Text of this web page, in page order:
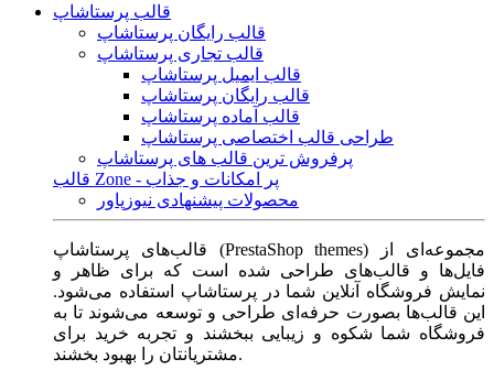
قالب پرستاشاپ
قالب رایگان پرستاشاپ
قالب تجاری پرستاشاپ
قالب ایمیل پرستاشاپ
قالب رایگان پرستاشاپ
قالب آماده پرستاشاپ
طراحی قالب اختصاصی پرستاشاپ
پرفروش ترین قالب های پرستاشاپ
قالب Zone - پر امکانات و جذاب
محصولات پیشنهادی نیوزپاور
قالب‌های پرستاشاپ (PrestaShop themes) مجموعه‌ای از
فایل‌ها و قالب‌های طراحی شده است که برای ظاهر و
نمایش فروشگاه آنلاین شما در پرستاشاپ استفاده می‌شود.
این قالب‌ها بصورت حرفه‌ای طراحی و توسعه می‌شوند تا به
فروشگاه شما شکوه و زیبایی ببخشند و تجربه خرید برای
مشتریانتان را بهبود بخشند.